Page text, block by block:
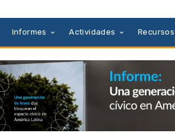
Informes Actividades Recursos